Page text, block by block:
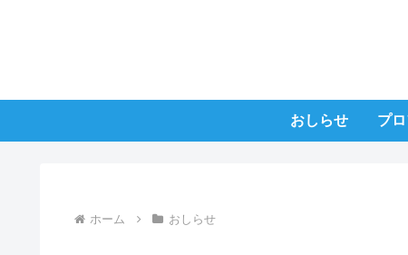
おしらせ プ
ホーム おしらせ